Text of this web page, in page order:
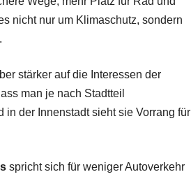
nicht nur um Klimaschutz, sondern
stärker auf die Interessen der
man je nach Stadtteil
der Innenstadt sieht sie Vorrang für
spricht sich für weniger Autoverkehr